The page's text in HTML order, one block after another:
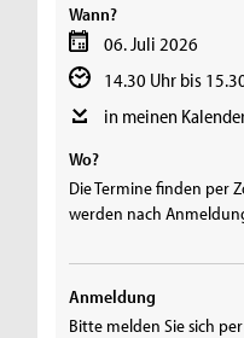
Wann?
06. Juli 2026
14.30 Uhr bis
in meinen
Wo?
Die Termine finden per
werden nach
Anmeldung
Bitte melden Sie sich